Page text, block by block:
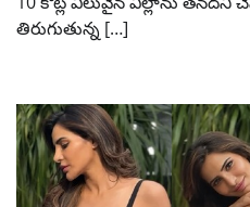
తిరుగుతున్న […]